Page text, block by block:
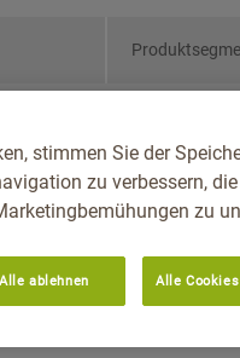
Reg.-
stimmen Sie der
zu verbessern, die
zu
Alle ablehnen Alle